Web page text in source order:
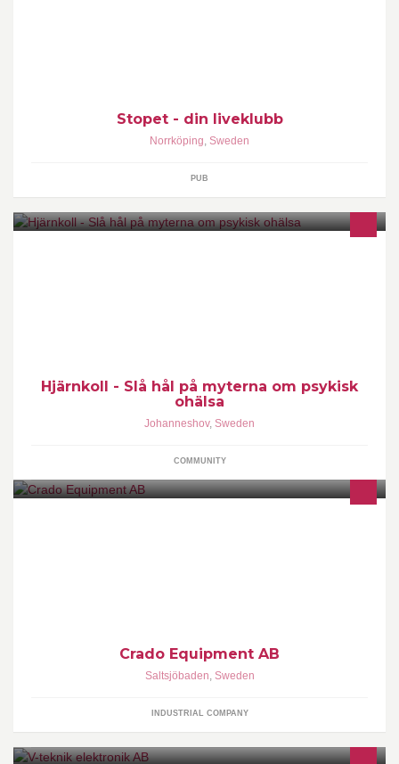
Stopet - din liveklubb
Norrköping, Sweden
PUB
Hjärnkoll - Slå hål på myterna om psykisk
ohälsa
Johanneshov, Sweden
COMMUNITY
Crado Equipment AB
Saltsjöbaden, Sweden
INDUSTRIAL COMPANY